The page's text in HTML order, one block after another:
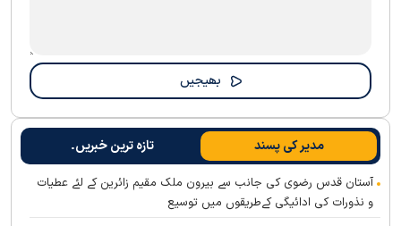
مدیر کی پسند تازہ ترین خبریں۔
آستان قدس رضوی کی جانب سے بیرون ملک مقیم زائرین کے لئے عطیات
و نذورات کی ادائیگی کےطریقوں میں توسیع